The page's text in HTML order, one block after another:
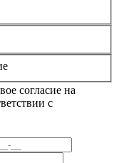
согласие на
с